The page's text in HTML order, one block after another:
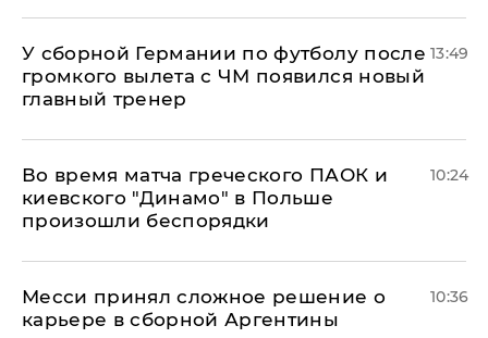
У сборной Германии по футболу после
громкого вылета с ЧМ появился новый
главный тренер
13:49
Во время матча греческого ПАОК и
киевского "Динамо" в Польше
произошли беспорядки
10:24
Месси принял сложное решение о
карьере в сборной Аргентины
10:36